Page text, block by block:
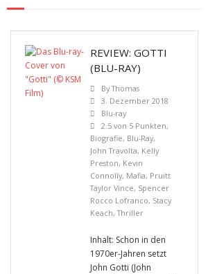
REVIEW: GOTTI
(BLU-RAY)
ByThomas
3. Dezember 2018
Blu-ray
2.5 von 5 Punkten,
Biografie, Blu-Ray,
John Travolta, Kelly
Preston, Kevin
Connolly, Mafia, Pruitt
Taylor Vince, Spencer
Rocco Lofranco, Stacy
Keach,Thriller
Inhalt: Schon in den
1970er-Jahren setzt
John Gotti (John